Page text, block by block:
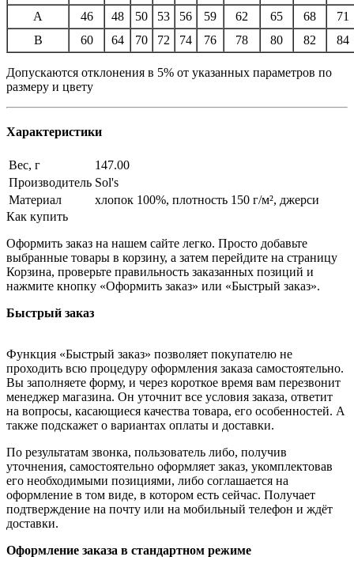
A 46 48 50 53 56 59 62 65 68
71
B
60 64 70 72 74 76 78 80 82 84
Допускаются отклонения в 5% от указанных параметров по
размеру и цвету
Характеристики
Вес, г
147.00
Производитель Sol's
Материал
хлопок 100%, плотность 150 г/м², джерси
Как купить
Оформить заказ на нашем сайте легко. Просто добавьте
выбранные товары в корзину, а затем перейдите на страницу
Корзина, проверьте правильность заказанных позиций и
нажмите кнопку «Оформить заказ» или «Быстрый заказ».
Быстрый заказ
Функция «Быстрый заказ» позволяет покупателю не
проходить всю процедуру оформления заказа самостоятельно.
Вы заполняете форму, и через короткое время вам перезвонит
менеджер магазина. Он уточнит все условия заказа, ответит
на вопросы, касающиеся качества товара, его особенностей. А
также подскажет о вариантах оплаты и доставки.
По результатам звонка, пользователь либо, получив
уточнения, самостоятельно оформляет заказ, укомплектовав
его необходимыми позициями, либо соглашается на
оформление в том виде, в котором есть сейчас. Получает
подтверждение на почту или на мобильный телефон и ждёт
доставки.
Оформление заказа в стандартном режиме